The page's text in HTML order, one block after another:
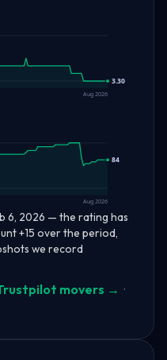
3.30
Aug 2026
84
Aug 2026
6, 2026 — the rating has
+15 over the period,
we record
movers → ·